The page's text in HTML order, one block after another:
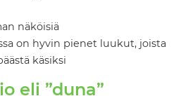
näköisiä
on hyvin pienet luukut, joista
käsiksi
eli ”duna”